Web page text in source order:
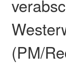
(PM/